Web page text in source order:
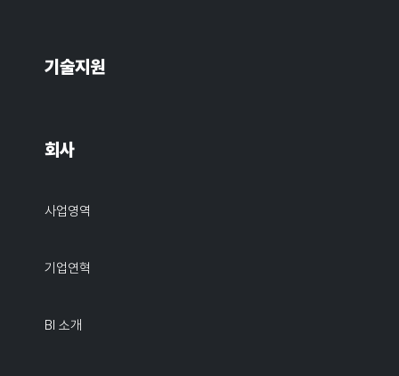
기술지원
회사
사업영역
기업연혁
BI 소개